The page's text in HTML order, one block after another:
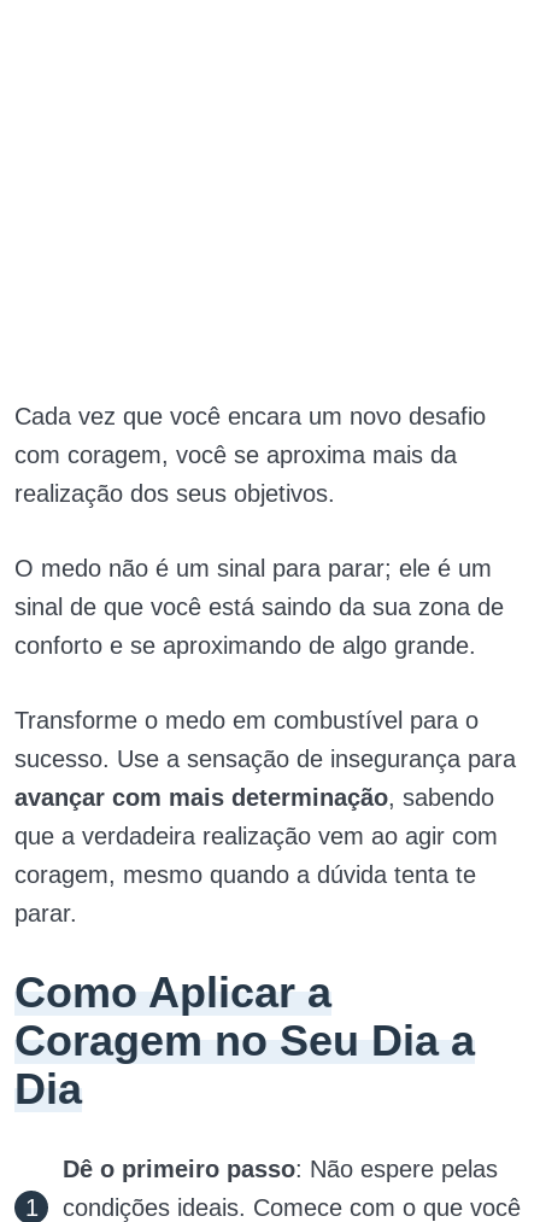
Cada vez que você encara um novo desafio
com coragem, você se aproxima mais da
realização dos seus objetivos.
O medo não é um sinal para parar; ele é um
sinal de que você está saindo da sua zona de
conforto e se aproximando de algo grande.
Transforme o medo em combustível para o
sucesso. Use a sensação de insegurança para
avançar com mais determinação, sabendo
que a verdadeira realização vem ao agir com
coragem, mesmo quando a dúvida tenta te
parar.
Como Aplicar a
Coragem no Seu Dia a
Dia
Dê o primeiro passo: Não espere pelas
condições ideais. Comece com o que você